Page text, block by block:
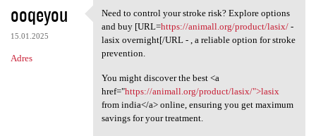
ooqeyou
15.01.2025
Adres
Need to control your stroke
Need to control your stroke risk? Explore options
and buy [URL=https://animall.org/product/lasix/-
lasix overnight[/URL - , a reliable option for stroke
prevention.
You might discover the best <a
href="https://animall.org/product/lasix/">lasix
from india</a> online, ensuring you get maximum
savings for your treatment.